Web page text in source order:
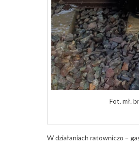
Fot. mł.
W działaniach ratowniczo –